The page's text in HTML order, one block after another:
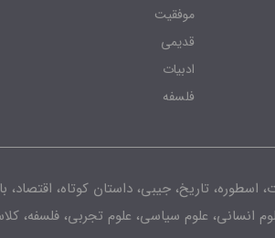
موفقیت
قدیمی
ادبیات
فلسفه
اسطوره، تاریخ، جیبی، داستان کوتاه،
انسانی، علوم سیاسی، علوم تجربی،